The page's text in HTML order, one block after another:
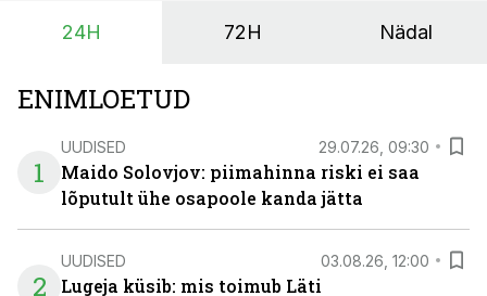
24H 72H Nädal
ENIMLOETUD
1
UUDISED 29.07.26, 09:30
Maido Solovjov: piimahinna riski ei saa
lõputult ühe osapoole kanda jätta
2
UUDISED 03.08.26, 12:00
Lugeja küsib: mis toimub Läti